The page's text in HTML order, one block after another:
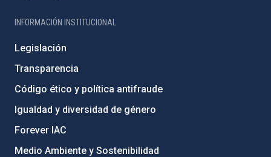
INFORMACIÓN INSTITUCIONAL
Legislación
Transparencia
Código ético y política antifraude
Igualdad y diversidad de género
Forever IAC
Medio Ambiente y Sostenibilidad